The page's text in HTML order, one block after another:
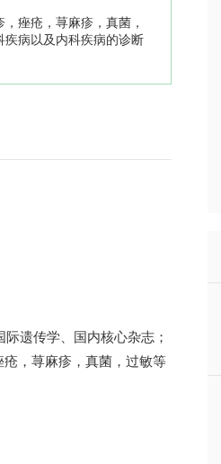
痤疮，荨麻疹，真菌，
疾病以及内科疾病的诊断
遗传学、国内核心杂志；
，荨麻疹，真菌，过敏等